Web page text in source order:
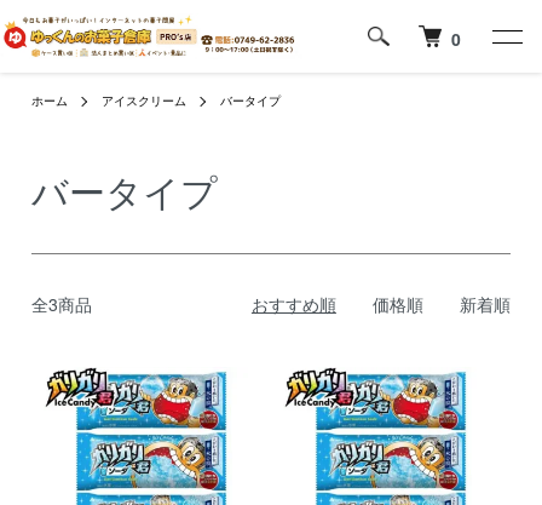
0
ホーム アイスクリーム バータイプ
バータイプ
全3商品 おすすめ順 価格順 新着順